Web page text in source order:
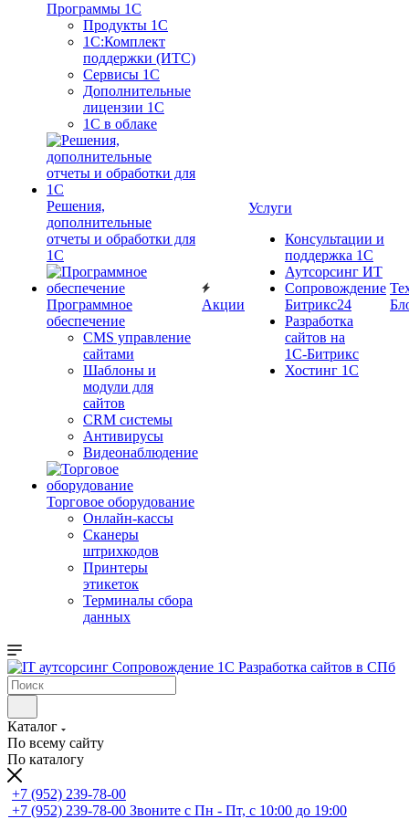
Программы 1С
Продукты 1С
1С:Комплект
поддержки (ИТС)
Сервисы 1С
Дополнительные
лицензии 1С
1С в облаке
Решения,
дополнительные
отчеты и обработки для
1С
Программное
обеспечение
CMS управление
сайтами
Шаблоны и
модули для
сайтов
CRM системы
Антивирусы
Видеонаблюдение
Торговое оборудование
Онлайн-кассы
Сканеры
штрихкодов
Принтеры
этикеток
Терминалы сбора
данных
Акции
Услуги
Консультации и
поддержка 1C
Аутсорсинг ИТ
Сопровождение
Битрикс24
Разработка
сайтов на
1С‑Битрикс
Хостинг 1С
Каталог
По всему сайту
По каталогу
+7 (952) 239-78-00
+7 (952) 239-78-00 Звоните с Пн - Пт, с 10:00 до 19:00